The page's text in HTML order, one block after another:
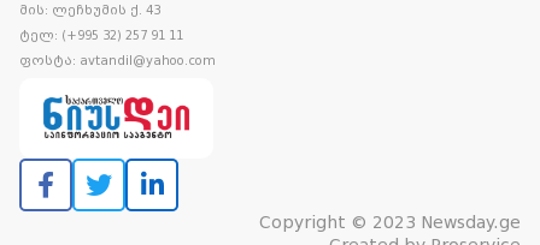
მის: ლეჩხუმის ქ. 43
ტელ: (+995 32) 257 91 11
ფოსტა: avtandil@yahoo.com
Copyright © 2023 Newsday.ge